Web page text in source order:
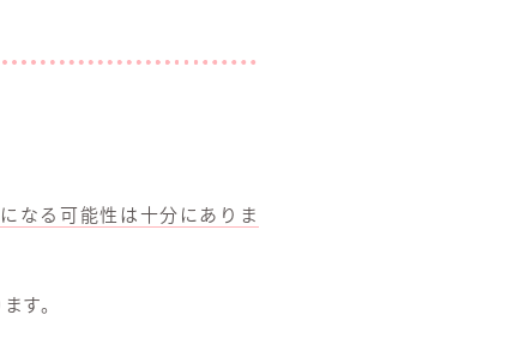
なる可能性は十分にありま
す。